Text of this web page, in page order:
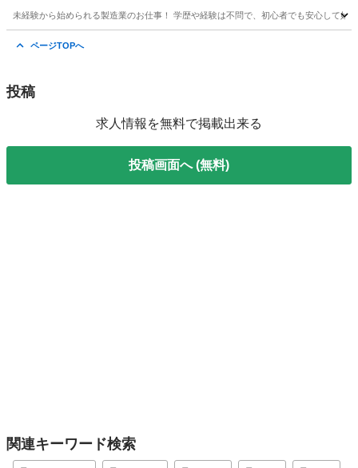
未経験から始められる製造業のお仕事！ 学歴や経験は不問で、初心者でも安心して
ページTOPへ
投稿
求人情報を無料で掲載出来る
投稿画面へ (無料)
関連キーワード検索